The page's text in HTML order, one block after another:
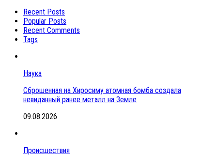
Recent Posts
Popular Posts
Recent Comments
Tags
Наука
Сброшенная на Хиросиму атомная бомба создала
невиданный ранее металл на Земле
09.08.2026
Происшествия